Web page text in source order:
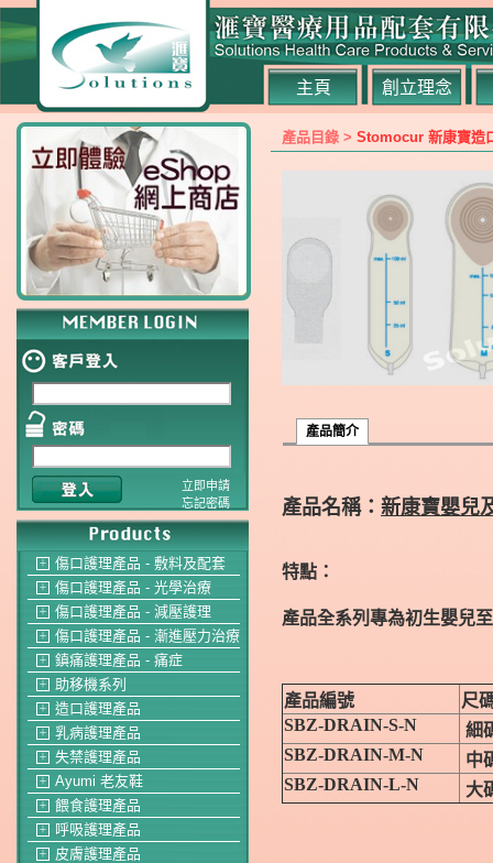
主頁 創立理念
立即申請
忘記密碼
＋ 傷口護理產品 - 敷料及配套
＋ 傷口護理產品 - 光學治療
＋ 傷口護理產品 - 減壓護理
＋ 傷口護理產品 - 漸進壓力治療
＋ 鎮痛護理產品 - 痛症
＋ 助移機系列
＋ 造口護理產品
＋ 乳病護理產品
＋ 失禁護理產品
＋ Ayumi 老友鞋
＋ 餵食護理產品
＋ 呼吸護理產品
＋ 皮膚護理產品
產品目錄 > Stomocur 新康寶造
產品簡介
產品名稱： 新康寶嬰兒
特點：
產品全系列專為初生嬰兒
產品編號
尺
SBZ-DRAIN-S-N
細
SBZ-DRAIN-M-N
中
SBZ-DRAIN-L-N
大